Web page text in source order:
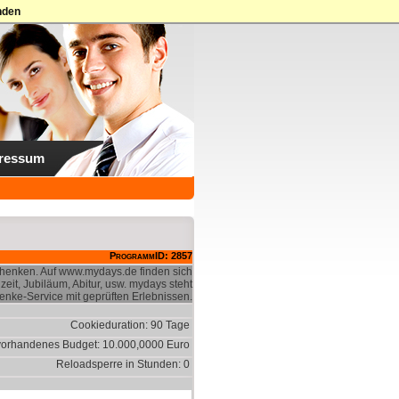
ProgrammID: 2857
Auf www.mydays.de finden sich
Jubiläum, Abitur, usw. mydays steht
Service mit geprüften Erlebnissen.
Cookieduration: 90 Tage
Budget: 10.000,0000 Euro
Reloadsperre in Stunden: 0